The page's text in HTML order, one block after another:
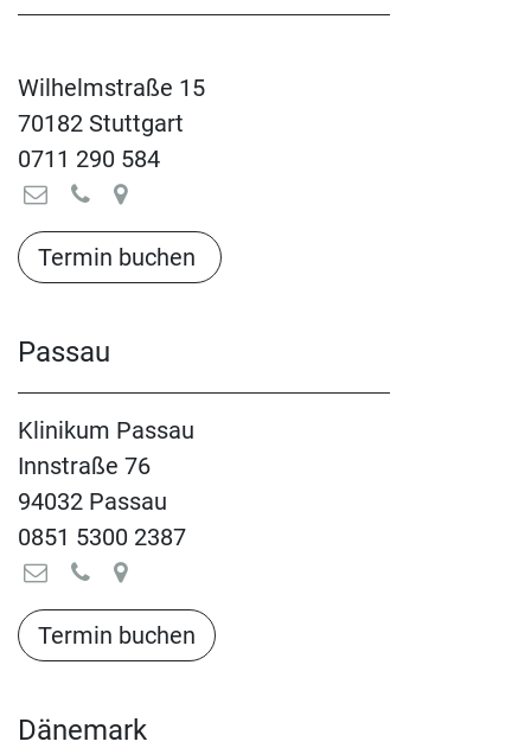
Wilhelmstraße 15
70182 Stuttgart
0711 290 584
Termin buchen​​​​​​​​​​
Passau
Klinikum Passau
Innstraße 76
94032 Passau
0851 5300 2387
Termin buchen​​​​​​​​​​
Dänemark